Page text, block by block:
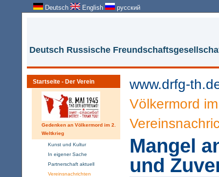
Deutsch English русский
Deutsch Russische
Startseite - Der Verein
Gedenken an Völkermord im 2.
Weltkrieg
Kunst und Kultur
In eigener Sache
Partnerschaft aktuell
Vereinsnachrichten
www.drfg-
Völkermord
Mangel
und